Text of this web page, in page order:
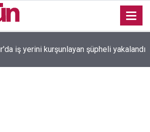
Tek başına barışı sağlayamıyor